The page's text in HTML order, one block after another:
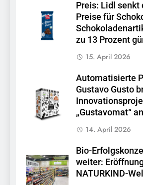
Preis: Lidl senkt
Preise für
zu 13 Prozent
15. April 2026
Automatisierte
Gustavo Gusto
„Gustavomat“
14. April 2026
Bio-
weiter:
NATURKIND-